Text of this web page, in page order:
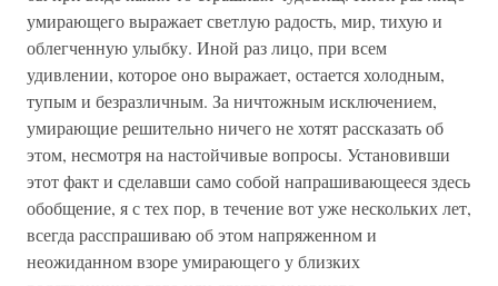
умирающего выражает светлую радость, мир, тихую и
облегченную улыбку. Иной раз лицо, при всем
удивлении, которое оно выражает, остается холодным,
тупым и безразличным. За ничтожным исключением,
умирающие решительно ничего не хотят рассказать об
этом, несмотря на настойчивые вопросы. Установивши
этот факт и сделавши само собой напрашивающееся здесь
обобщение, я с тех пор, в течение вот уже нескольких лет,
всегда расспрашиваю об этом напряженном и
неожиданном взоре умирающего у близких